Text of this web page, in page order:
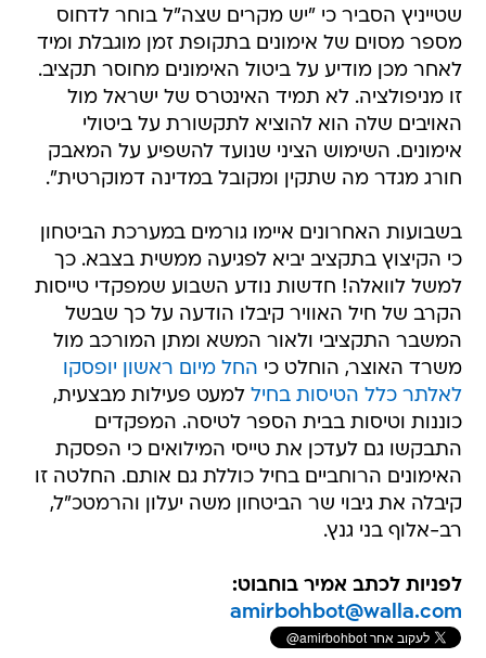
שטייניץ הסביר כי "יש מקרים שצה"ל בוחר לדחוס
מספר מסוים של אימונים בתקופת זמן מוגבלת ומיד
לאחר מכן מודיע על ביטול האימונים מחוסר תקציב.
זו מניפולציה. לא תמיד האינטרס של ישראל מול
האויבים שלה הוא להוציא לתקשורת על ביטולי
אימונים. השימוש הציני שנועד להשפיע על המאבק
חורג מגדר מה שתקין ומקובל במדינה דמוקרטית".
בשבועות האחרונים איימו גורמים במערכת הביטחון
כי הקיצוץ בתקציב יביא לפגיעה ממשית בצבא. כך
למשל לוואלה! חדשות נודע השבוע שמפקדי טייסות
הקרב של חיל האוויר קיבלו הודעה על כך שבשל
המשבר התקציבי ולאור המשא ומתן המורכב מול
משרד האוצר, הוחלט כי החל מיום ראשון יופסקו
לאלתר כלל הטיסות בחיל למעט פעילות מבצעית,
כוננות וטיסות בבית הספר לטיסה. המפקדים
התבקשו גם לעדכן את טייסי המילואים כי הפסקת
האימונים הרוחביים בחיל כוללת גם אותם. החלטה זו
קיבלה את גיבוי שר הביטחון משה יעלון והרמטכ"ל,
רב-אלוף בני גנץ.
לפניות לכתב אמיר בוחבוט:
amirbohbot@walla.com